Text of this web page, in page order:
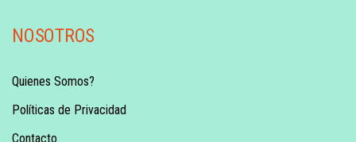
NOSOTROS
Quienes Somos?
Políticas de Privacidad
Contacto